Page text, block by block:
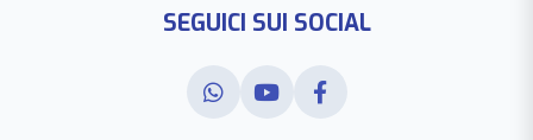
SEGUICI SUI SOCIAL